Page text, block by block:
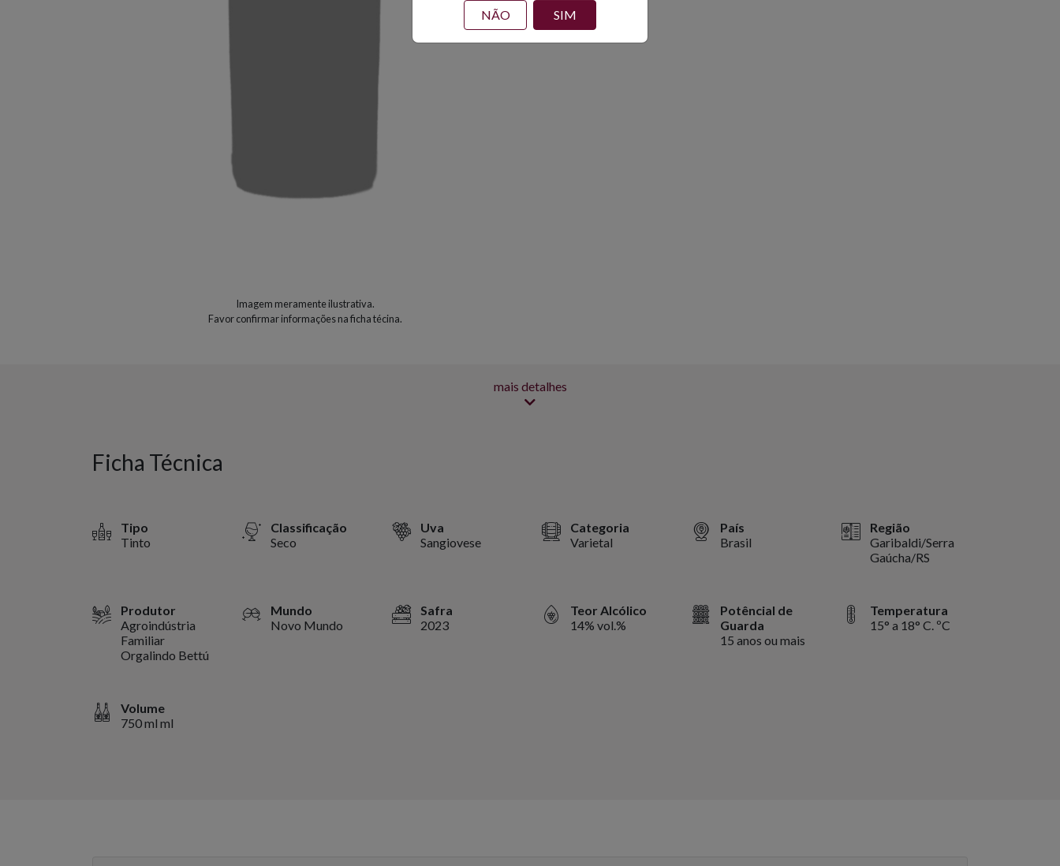
Imagem meramente ilustrativa.
Favor confirmar informações na ficha técina.
mais detalhes
Ficha Técnica
Tipo
Tinto
Classificação
Seco
Uva
Sangiovese
Categoria
Varietal
País
Brasil
Região
Garibaldi/Serra
Gaúcha/RS
Produtor
Agroindústria
Familiar
Orgalindo Bettú
Mundo
Novo Mundo
Safra
2023
Teor Alcólico
14% vol.%
Potêncial de
Guarda
15 anos ou mais
Temperatura
15° a 18° C. ºC
Volume
750 ml ml
NÃO SIM